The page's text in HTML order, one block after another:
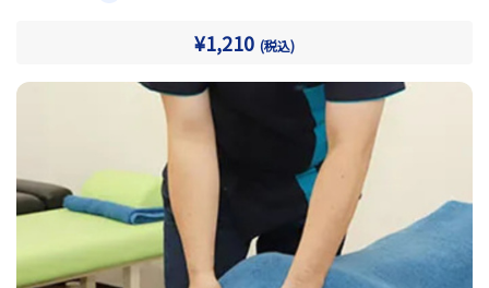
当院では痛みやこりがある方に独自の施術方法で深部筋にアプロ
¥1,210 (税込)